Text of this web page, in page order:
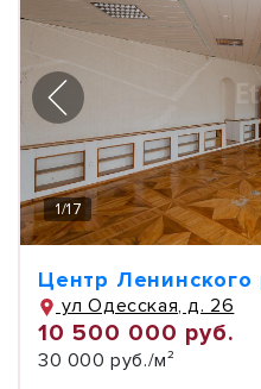
1/17
Центр Ленинского
ул Одесская, д. 26
10 500 000 руб.
30 000 руб./м²